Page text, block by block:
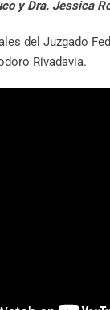
y Dra. Jessica
del Juzgado
Rivadavia.